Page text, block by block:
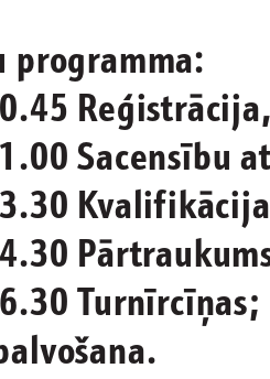
programma:
Sacensību
Turnīrcīņas;